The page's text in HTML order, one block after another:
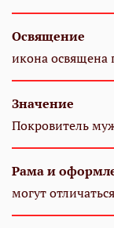
Освящение
икона освящена
Значение
Покровитель
Рама и
могут